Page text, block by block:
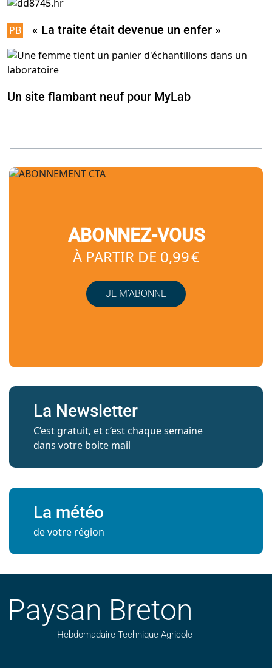
« La traite était devenue un enfer »
Un site flambant neuf pour MyLab
ABONNEZ-VOUS
À PARTIR DE 0,99 €
JE M’ABONNE
La Newsletter
C’est gratuit, et c’est chaque semaine
dans votre boite mail
La météo
de votre région
Paysan Breton
Hebdomadaire Technique Agricole